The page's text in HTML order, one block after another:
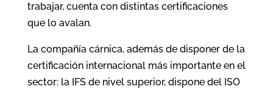
trabajar, cuenta con distintas certificaciones
que lo avalan.
La compañía cárnica, además de disponer de la
certificación internacional más importante en el
sector: la IFS de nivel superior, dispone del ISO